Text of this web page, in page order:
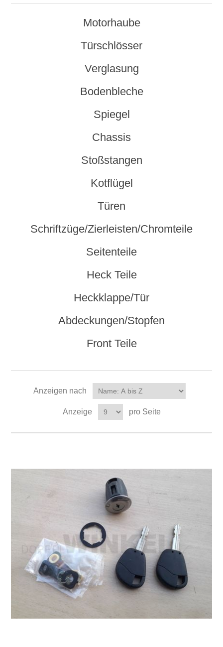
Motorhaube
Türschlösser
Verglasung
Bodenbleche
Spiegel
Chassis
Stoßstangen
Kotflügel
Türen
Schriftzüge/Zierleisten/Chromteile
Seitenteile
Heck Teile
Heckklappe/Tür
Abdeckungen/Stopfen
Front Teile
Anzeigen nach
Anzeige pro Seite